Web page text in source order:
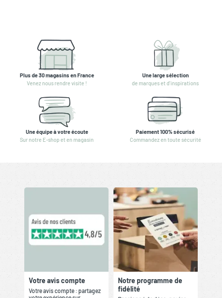
Plus de 30 magasins en France
Venez nous rendre visite !
Une large sélection
de marques et d'inspirations
Une équipe à votre écoute
Sur notre E-shop et en magasin
Paiement 100% sécurisé
Commandez en toute sécurité
Votre avis compte
Votre avis compte : partagez
Notre programme de
fidélité